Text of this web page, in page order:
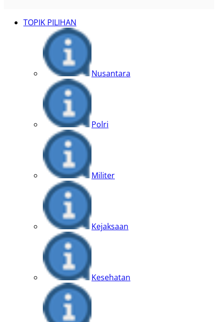
TOPIK PILIHAN
Nusantara
Polri
Militer
Kejaksaan
Kesehatan